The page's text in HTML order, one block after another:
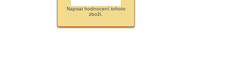
Napsat hodnocení tohoto
zboží.